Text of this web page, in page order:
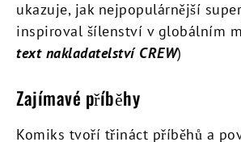
ukazuje, jak nejpopulárnější
inspiroval šílenství v globálním
text nakladatelství CREW)
Zajímavé příběhy
Komiks tvoří třináct příběhů a